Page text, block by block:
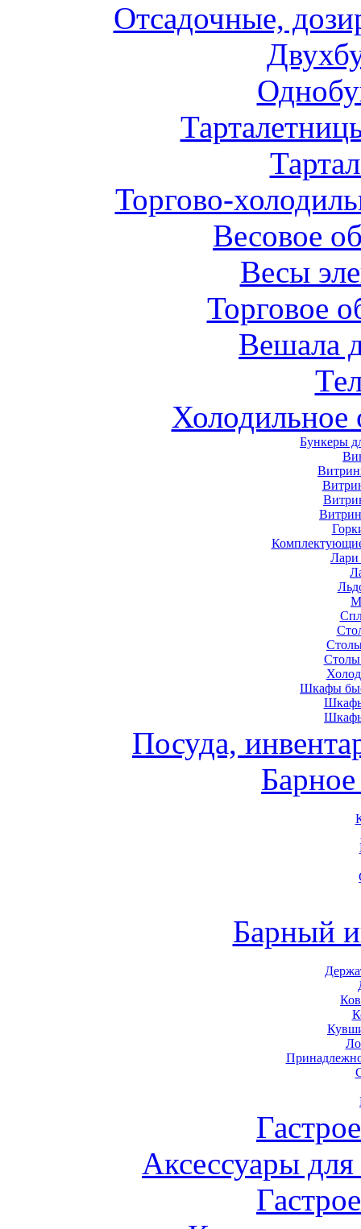
Отсадочные,
Торгово-
Весовое
Весы
Торговое
Вешала
Холодильное
Бункеры
Лари
Шкафы
Посуда,
Барный
Аксессуары